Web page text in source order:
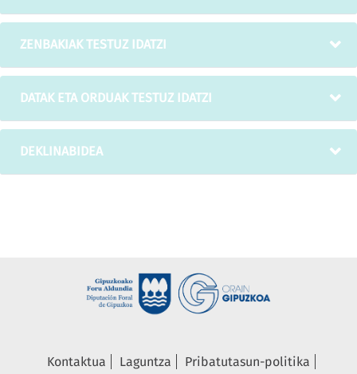
ZENBAKIAK TESTUZ IDATZI
DATAK ETA ORDUAK TESTUZ IDATZI
DEKLINABIDEA
Kontaktua Laguntza
Pribatutasun-politika